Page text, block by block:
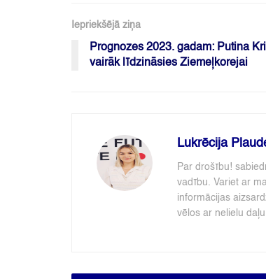
Iepriekšējā ziņa
Prognozes 2023. gadam: Putina
vairāk līdzināsies Ziemeļkorejai
Lukrēcija
Par drošību!
vadību. Variet ar
informācijas
vēlos ar nelielu